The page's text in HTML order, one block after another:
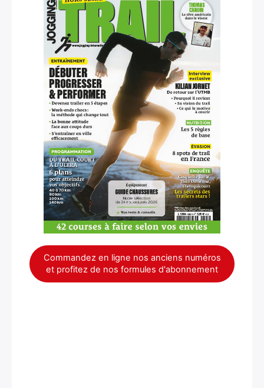
Commandez en ligne nos anciens numéros
et profitez de nos formules d'abonnement